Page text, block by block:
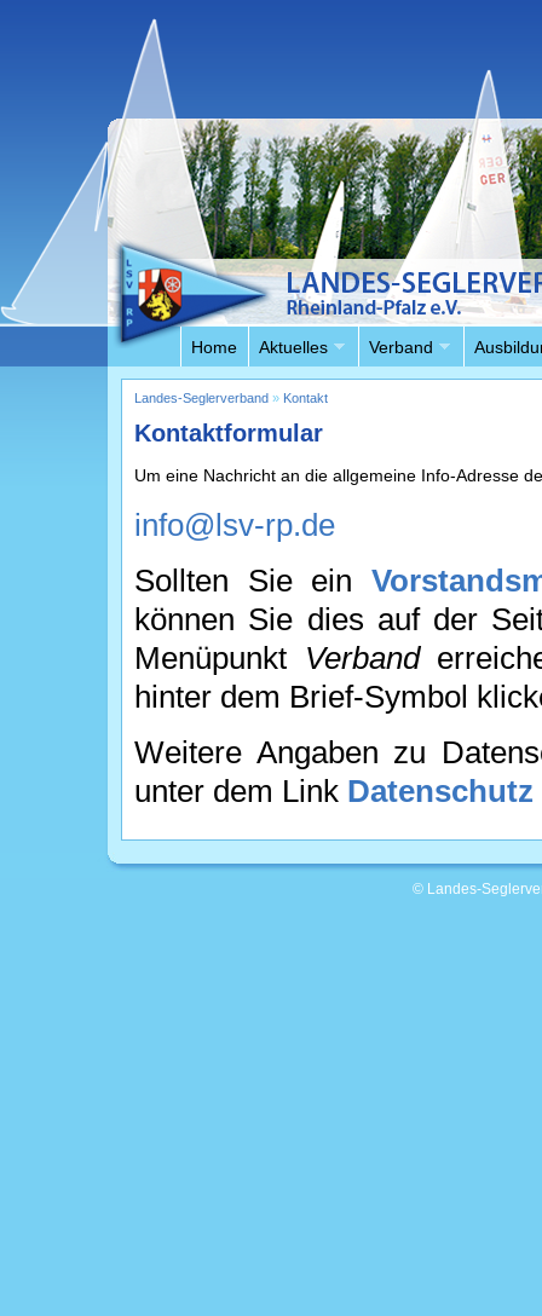
Home Aktuelles Verband
Landes-Seglerverband » Kontakt
Kontaktformular
Um eine Nachricht an die allgemeine Info-Adresse
info@lsv-rp.de
Sollten Sie ein
können Sie dies auf der
Menüpunkt Verband
hinter dem Brief-Symbol
Weitere Angaben zu
unter dem Link Datenschutz
© Landes-